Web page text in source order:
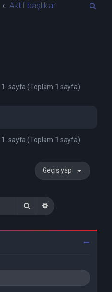
Aktif başlıklar
1 . sayfa (Toplam 1 sayfa)
1 . sayfa (Toplam 1 sayfa)
Geçiş yap
Gelişmiş arama